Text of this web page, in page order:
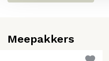
Meepakkers